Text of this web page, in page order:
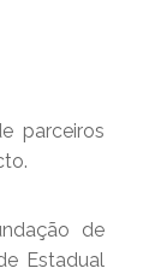
parceiros
de
Estadual